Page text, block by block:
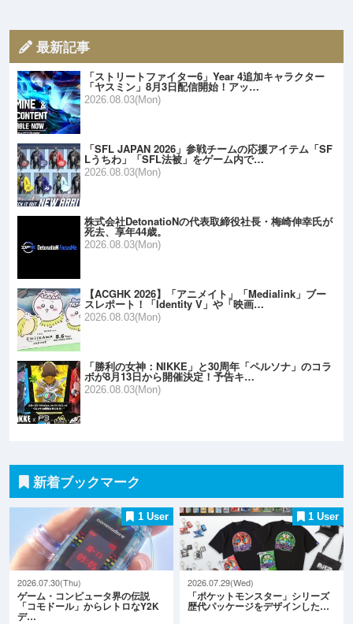
最新記事
「ストリートファイター6」Year 4追加キャラクター
「ヤスミン」8月3日配信開始！アッ…
2026.08.03(Mon)
「SFL JAPAN 2026」参戦チームの応援アイテム「SF
Lうちわ」「SFL法被」をゲーム内で…
2026.08.03(Mon)
株式会社DetonatioNの代表取締役社長・梅崎伸幸氏が
死去、享年44歳。
2026.08.03(Mon)
【ACGHK 2026】「アニメイト」「Medialink」ブー
スレポート！「Identity V」や「映画…
2026.08.03(Mon)
「勝利の女神：NIKKE」と30周年「ペルソナ」のコラ
ボが8月13日から開催決定！予告キ…
2026.08.03(Mon)
新着ブックマーク
1 User
2026.07.30(Thu)
ゲーム・コンピュータ界の伝説
「コモドール」からレトロなY2K
デ…
1 User
2026.07.29(Wed)
「ポケットモンスター」シリーズ
歴代パッケージをデザインした…